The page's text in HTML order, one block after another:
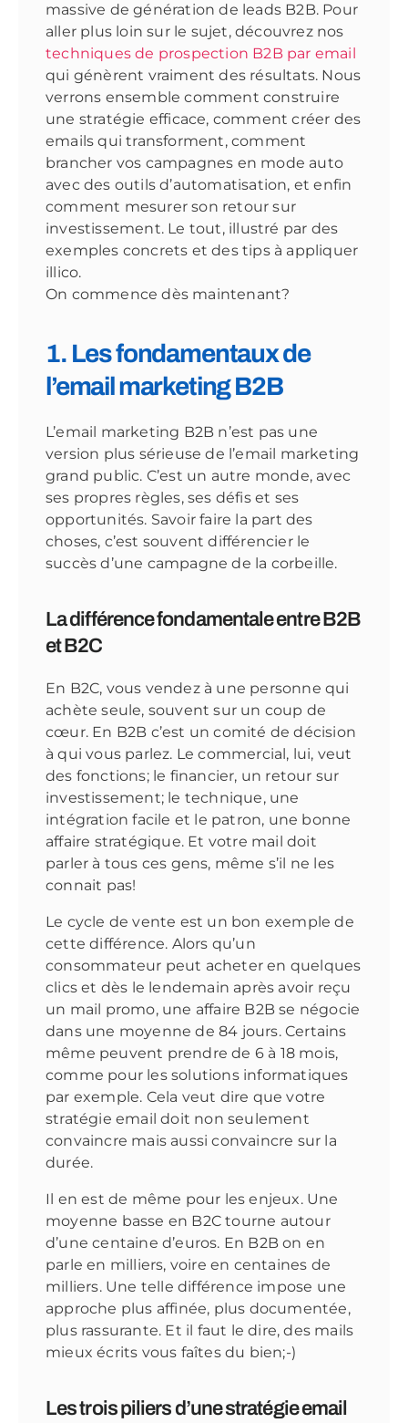
massive de génération de leads B2B. Pour
aller plus loin sur le sujet, découvrez nos
techniques de prospection B2B par email
qui génèrent vraiment des résultats. Nous
verrons ensemble comment construire
une stratégie efficace, comment créer des
emails qui transforment, comment
brancher vos campagnes en mode auto
avec des outils d’automatisation, et enfin
comment mesurer son retour sur
investissement. Le tout, illustré par des
exemples concrets et des tips à appliquer
illico.
On commence dès maintenant?
1. Les fondamentaux de
l’email marketing B2B
L’email marketing B2B n’est pas une
version plus sérieuse de l’email marketing
grand public. C’est un autre monde, avec
ses propres règles, ses défis et ses
opportunités. Savoir faire la part des
choses, c’est souvent différencier le
succès d’une campagne de la corbeille.
La différence fondamentale entre B2B
et B2C
En B2C, vous vendez à une personne qui
achète seule, souvent sur un coup de
cœur. En B2B c’est un comité de décision
à qui vous parlez. Le commercial, lui, veut
des fonctions; le financier, un retour sur
investissement; le technique, une
intégration facile et le patron, une bonne
affaire stratégique. Et votre mail doit
parler à tous ces gens, même s’il ne les
connait pas!
Le cycle de vente est un bon exemple de
cette différence. Alors qu’un
consommateur peut acheter en quelques
clics et dès le lendemain après avoir reçu
un mail promo, une affaire B2B se négocie
dans une moyenne de 84 jours. Certains
même peuvent prendre de 6 à 18 mois,
comme pour les solutions informatiques
par exemple. Cela veut dire que votre
stratégie email doit non seulement
convaincre mais aussi convaincre sur la
durée.
Il en est de même pour les enjeux. Une
moyenne basse en B2C tourne autour
d’une centaine d’euros. En B2B on en
parle en milliers, voire en centaines de
milliers. Une telle différence impose une
approche plus affinée, plus documentée,
plus rassurante. Et il faut le dire, des mails
mieux écrits vous faîtes du bien;-)
Les trois piliers d’une stratégie email